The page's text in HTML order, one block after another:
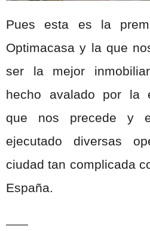
Pues esta es la
Optimacasa y la que
ser la mejor
hecho avalado por la
que nos precede y
ejecutado diversas
ciudad tan complicada
España.